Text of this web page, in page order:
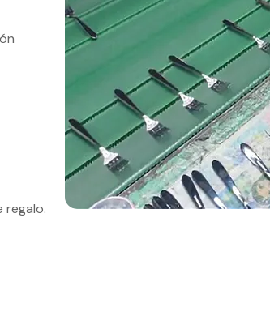
regalo.